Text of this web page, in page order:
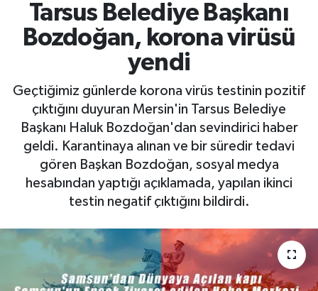
Tarsus Belediye Başkanı
Bozdoğan, korona virüsü
yendi
Geçtiğimiz günlerde korona virüs testinin pozitif
çıktığını duyuran Mersin'in Tarsus Belediye
Başkanı Haluk Bozdoğan'dan sevindirici haber
geldi. Karantinaya alınan ve bir süredir tedavi
gören Başkan Bozdoğan, sosyal medya
hesabından yaptığı açıklamada, yapılan ikinci
testin negatif çıktığını bildirdi.